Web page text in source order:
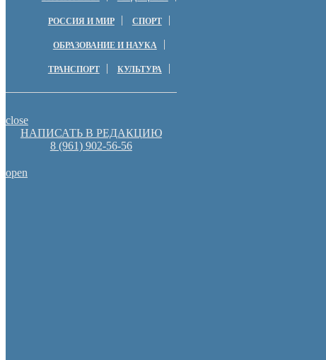
РОССИЯ И МИР СПОРТ
ОБРАЗОВАНИЕ И НАУКА
ТРАНСПОРТ КУЛЬТУРА
close
НАПИСАТЬ В РЕДАКЦИЮ
8 (961) 902-56-56
open